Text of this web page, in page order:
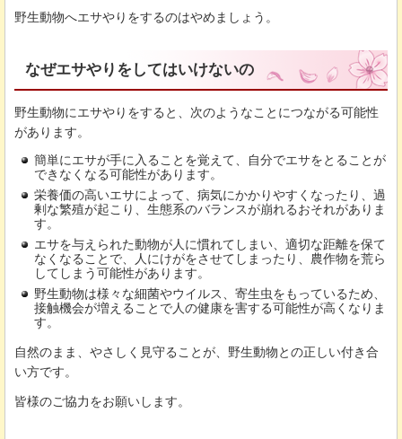
野生動物へエサやりをするのはやめましょう。
なぜエサやりをしてはいけないの
野生動物にエサやりをすると、次のようなことにつながる可能性
があります。
簡単にエサが手に入ることを覚えて、自分でエサをとることが
できなくなる可能性があります。
栄養価の高いエサによって、病気にかかりやすくなったり、過
剰な繁殖が起こり、生態系のバランスが崩れるおそれがありま
す。
エサを与えられた動物が人に慣れてしまい、適切な距離を保て
なくなることで、人にけがをさせてしまったり、農作物を荒ら
してしまう可能性があります。
野生動物は様々な細菌やウイルス、寄生虫をもっているため、
接触機会が増えることで人の健康を害する可能性が高くなりま
す。
自然のまま、やさしく見守ることが、野生動物との正しい付き合
い方です。
皆様のご協力をお願いします。